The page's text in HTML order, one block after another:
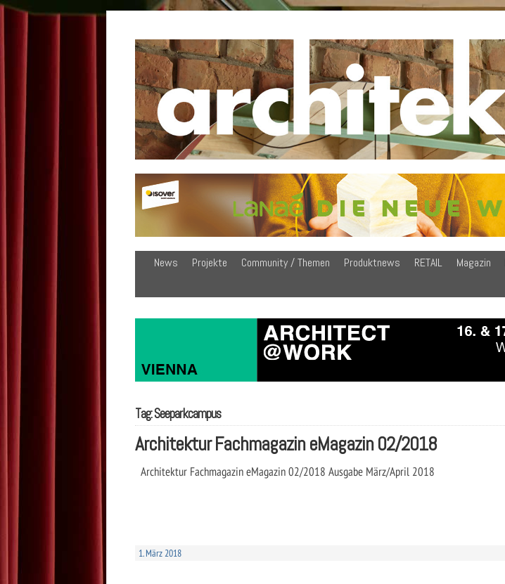
News Projekte Community / Themen Produktnews RETAIL Magazin
Tag: Seeparkcampus
Architektur Fachmagazin eMagazin 02/2018
Architektur Fachmagazin eMagazin 02/2018 Ausgabe März/April 2018
1. März 2018